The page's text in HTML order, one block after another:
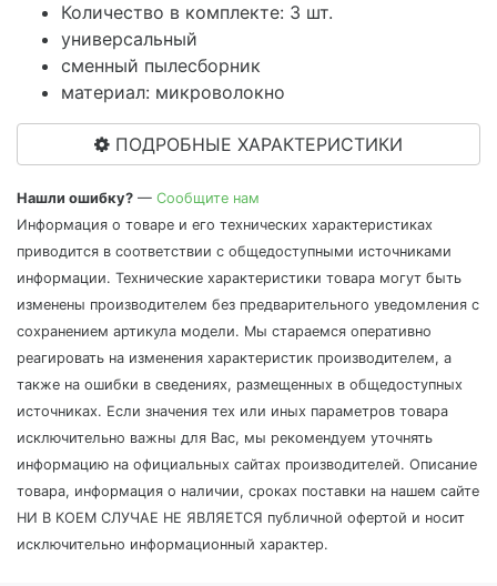
Количество в комплекте: 3 шт.
универсальный
сменный пылесборник
материал: микроволокно
ПОДРОБНЫЕ ХАРАКТЕРИСТИКИ
Нашли ошибку? — Сообщите нам
Информация о товаре и его технических характеристиках
приводится в соответствии с общедоступными источниками
информации. Технические характеристики товара могут быть
изменены производителем без предварительного уведомления с
сохранением артикула модели. Мы стараемся оперативно
реагировать на изменения характеристик производителем, а
также на ошибки в сведениях, размещенных в общедоступных
источниках. Если значения тех или иных параметров товара
исключительно важны для Вас, мы рекомендуем уточнять
информацию на официальных сайтах производителей. Описание
товара, информация о наличии, сроках поставки на нашем сайте
НИ В КОЕМ СЛУЧАЕ НЕ ЯВЛЯЕТСЯ публичной офертой и носит
исключительно информационный характер.